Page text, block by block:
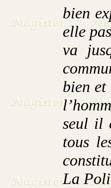
bien
elle
va
bien
seul il
tous
La